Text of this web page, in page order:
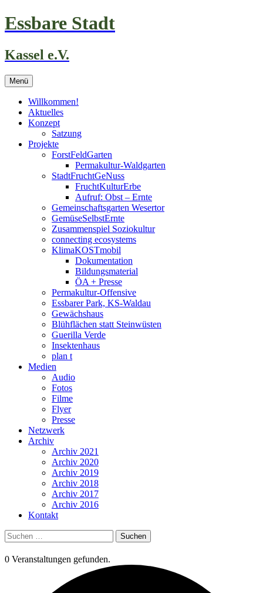
Zum
Inhalt
Essbare Stadt
Kassel e.V.
Menü
Willkommen!
Aktuelles
Konzept
Satzung
Projekte
ForstFeldGarten
Permakultur-Waldgarten
StadtFruchtGeNuss
FruchtKulturErbe
Aufruf: Obst – Ernte
Gemeinschaftsgarten Wesertor
GemüseSelbstErnte
Zusammenspiel Soziokultur
connecting ecosystems
KlimaKOSTmobil
Dokumentation
Bildungsmaterial
ÖA + Presse
Permakultur-Offensive
Essbarer Park, KS-Waldau
Gewächshaus
Blühflächen statt Steinwüsten
Guerilla Verde
Insektenhaus
plan t
Medien
Audio
Fotos
Filme
Flyer
Presse
Netzwerk
Archiv
Archiv 2021
Archiv 2020
Archiv 2019
Archiv 2018
Archiv 2017
Archiv 2016
Kontakt
Suchen
nach:
0 Veranstaltungen gefunden.